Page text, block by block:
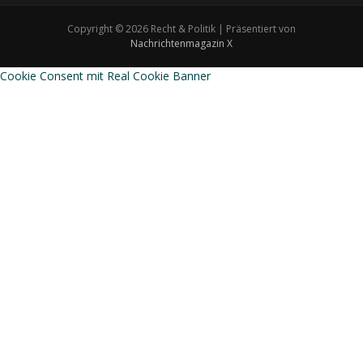
Copyright © 2026 Recht & Politik | Präsentiert von
Nachrichtenmagazin X
Cookie Consent mit Real Cookie Banner